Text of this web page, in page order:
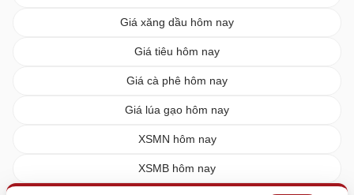
Giá xăng dầu hôm nay
Giá tiêu hôm nay
Giá cà phê hôm nay
Giá lúa gạo hôm nay
XSMN hôm nay
XSMB hôm nay